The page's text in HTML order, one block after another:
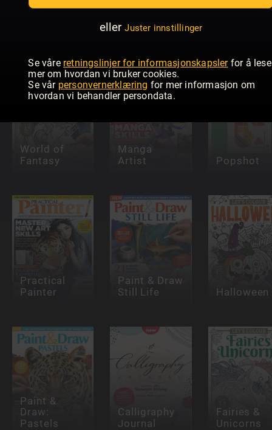
eller Juster innstillinger
Se våre retningslinjer for informasjonskapslerfor å lese
mer om hvordan vi bruker cookies.
Se vår personvernerklæring for mer informasjon om
hvordan vi behandler persondata.
& Kustom
Magazine
World of
Fantasy
Manga
Artist Popshot
Practical
Painter
Paint & Draw
Still Life Halloween
Paint &
Draw:
Pastels
Calligraphy
Journal
Fairies &
Unicorns